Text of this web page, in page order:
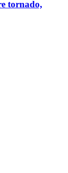
tornado,